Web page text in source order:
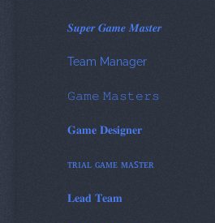
𝑺𝒖𝒑𝒆𝒓 𝑮𝒂𝒎𝒆 𝑴𝒂𝒔𝒕𝒆𝒓
Team Manager
𝙶𝚊𝚖𝚎 𝙼𝚊𝚜𝚝𝚎𝚛𝚜
𝐆𝐚𝐦𝐞 𝐃𝐞𝐬𝐢𝐠𝐧𝐞𝐫
ᴛʀɪᴀʟ ɢᴀᴍᴇ ᴍᴀꜱᴛᴇʀ
𝐋𝐞𝐚𝐝 𝐓𝐞𝐚𝐦